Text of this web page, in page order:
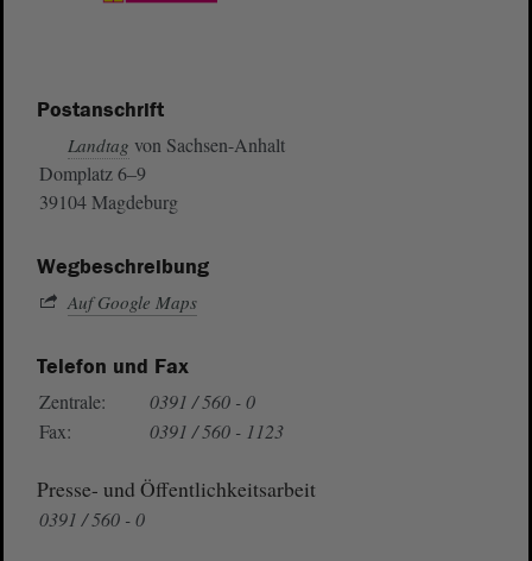
Postanschrift
Landtag von Sachsen-Anhalt
Domplatz 6–9
39104 Magdeburg
Wegbeschreibung
Auf Google Maps
Telefon und Fax
Zentrale:
0391 / 560 - 0
Fax:
0391 / 560 - 1123
Presse- und Öffentlichkeitsarbeit
0391 / 560 - 0